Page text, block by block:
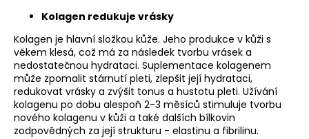
Kolagen redukuje vrásky
Kolagen je hlavní složkou kůže. Jeho produkce v kůži s
věkem klesá, což má za následek tvorbu vrásek a
nedostatečnou hydrataci. Suplementace kolagenem
může zpomalit stárnutí pleti, zlepšit její hydrataci,
redukovat vrásky a zvýšit tonus a hustotu pleti. Užívání
kolagenu po dobu alespoň 2-3 měsíců stimuluje tvorbu
nového kolagenu v kůži a také dalších bílkovin
zodpovědných za její strukturu - elastinu a fibrilinu.